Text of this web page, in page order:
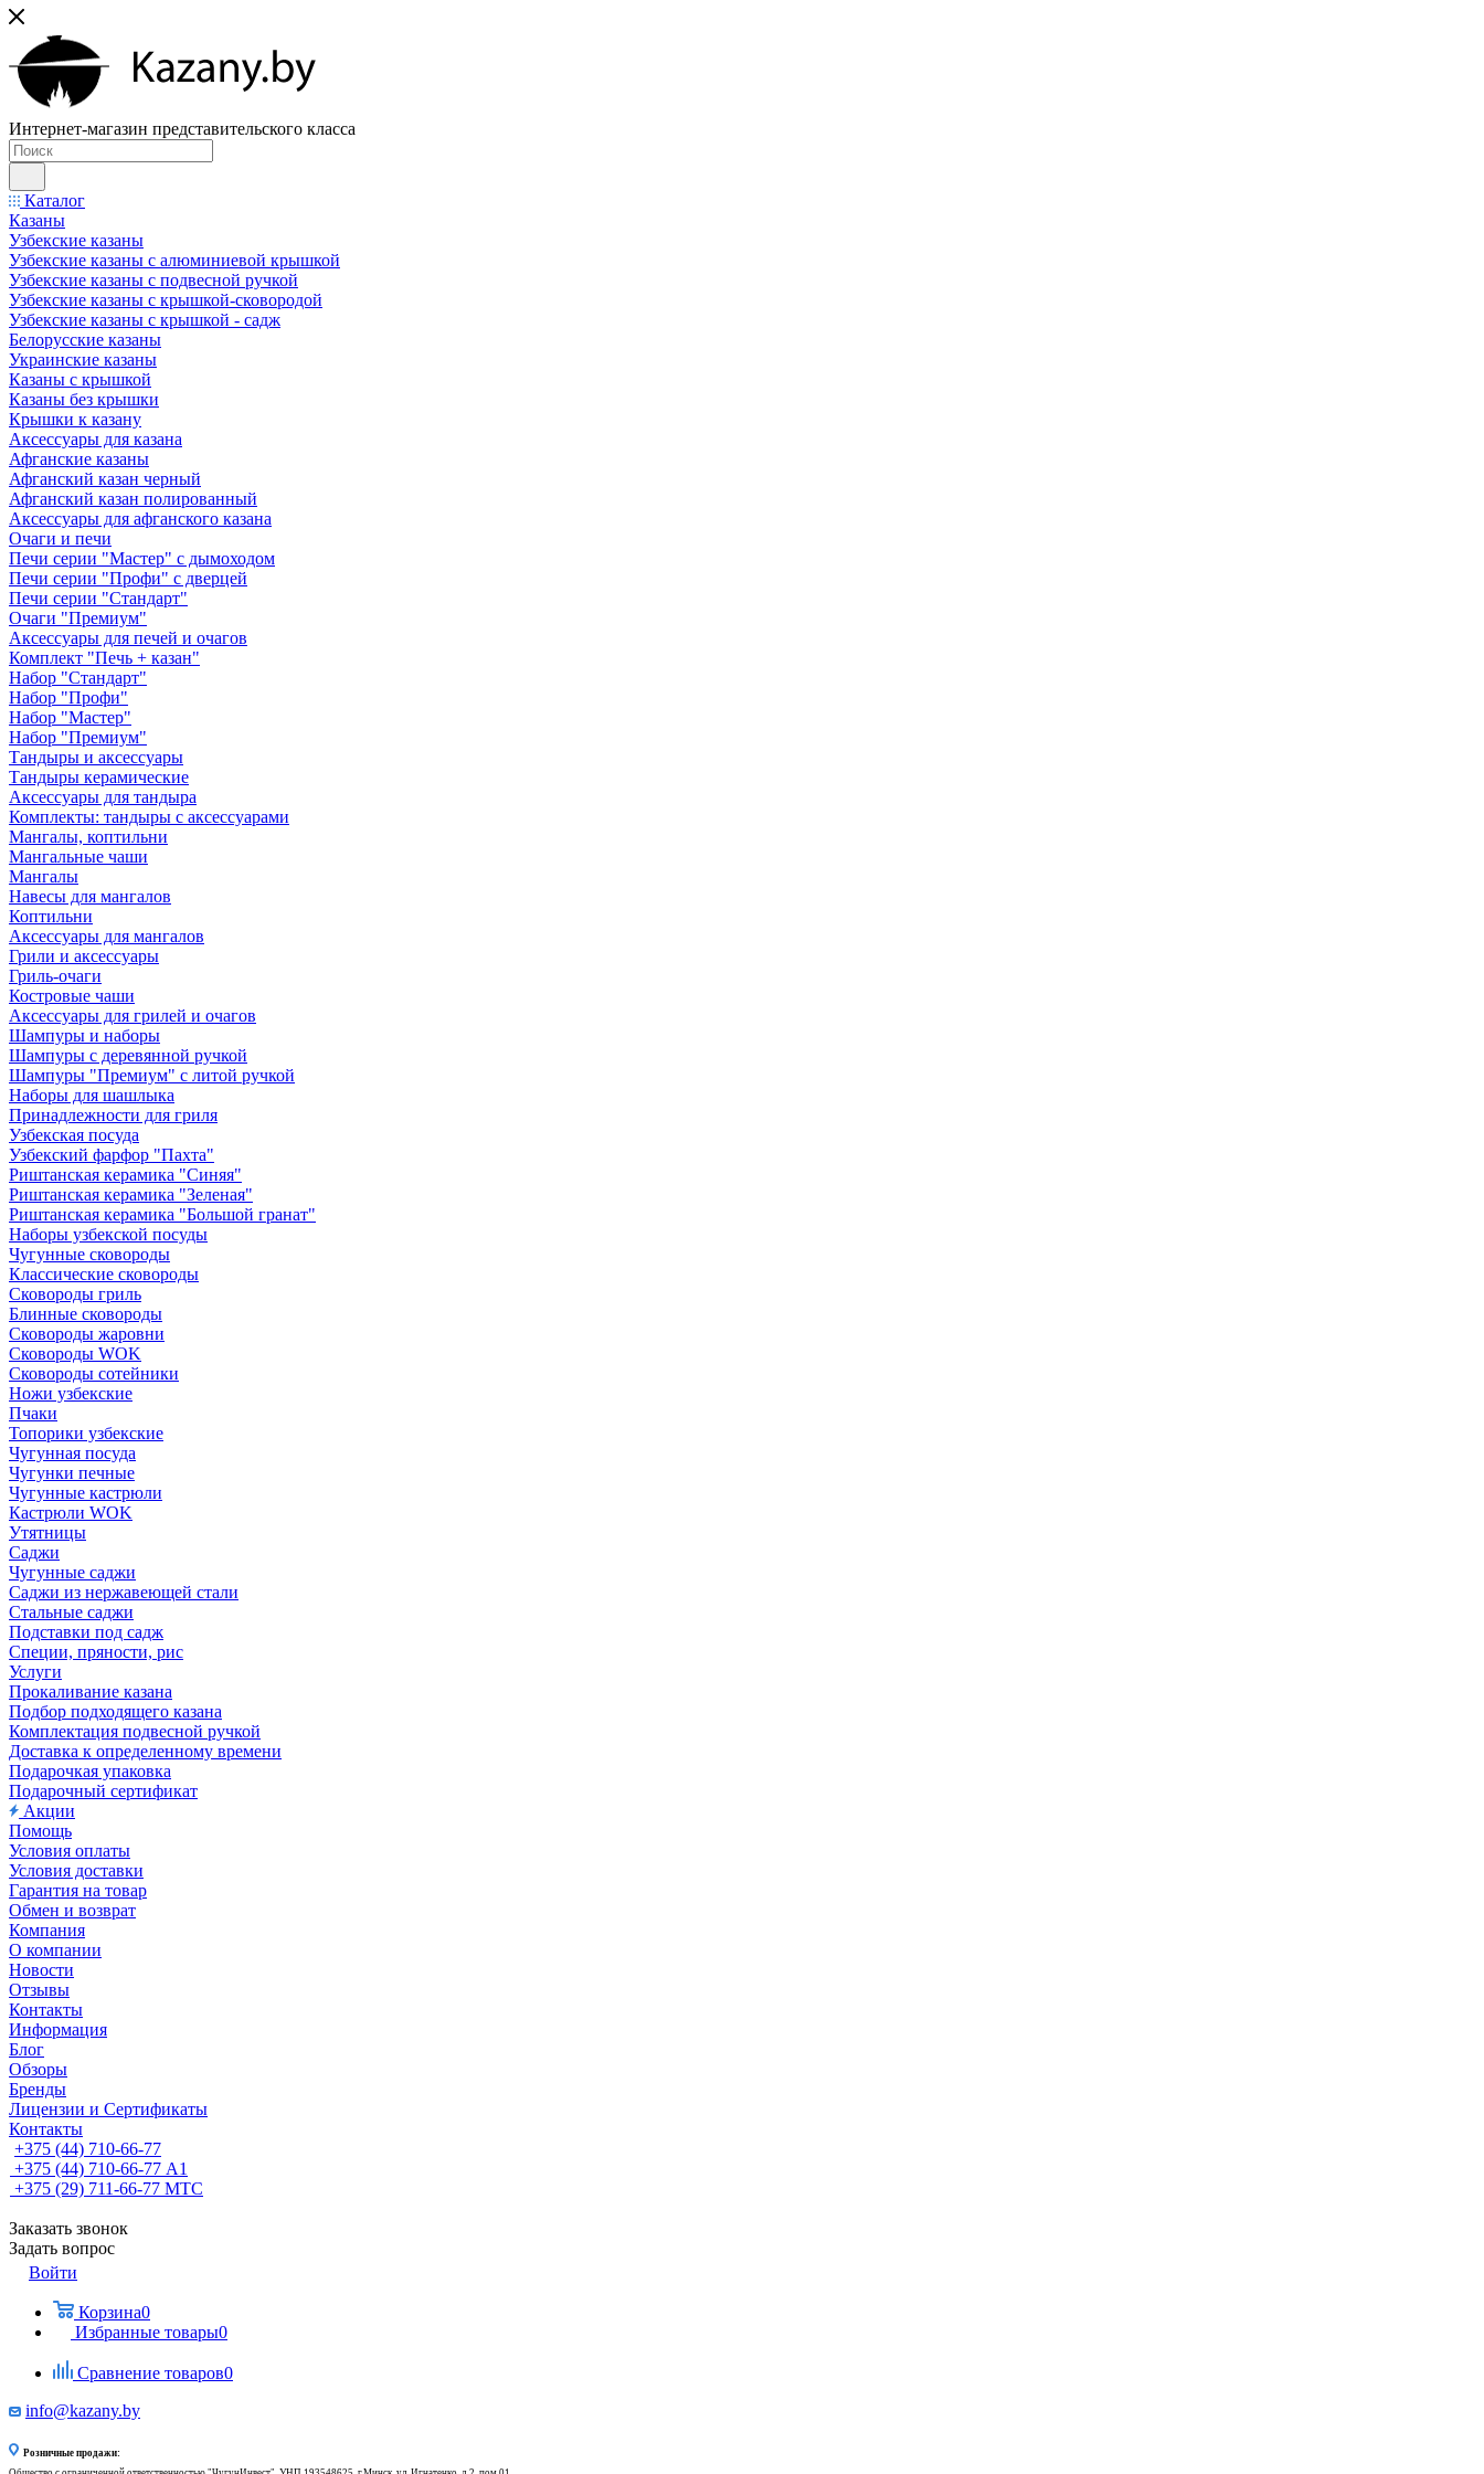
Интернет-магазин представительского класса
Каталог
Казаны
Узбекские казаны
Узбекские казаны с алюминиевой крышкой
Узбекские казаны с подвесной ручкой
Узбекские казаны с крышкой-сковородой
Узбекские казаны с крышкой - садж
Белорусские казаны
Украинские казаны
Казаны с крышкой
Казаны без крышки
Крышки к казану
Аксессуары для казана
Афганские казаны
Афганский казан черный
Афганский казан полированный
Аксессуары для афганского казана
Очаги и печи
Печи серии "Мастер" с дымоходом
Печи серии "Профи" с дверцей
Печи серии "Стандарт"
Очаги "Премиум"
Аксессуары для печей и очагов
Комплект "Печь + казан"
Набор "Стандарт"
Набор "Профи"
Набор "Мастер"
Набор "Премиум"
Тандыры и аксессуары
Тандыры керамические
Аксессуары для тандыра
Комплекты: тандыры с аксессуарами
Мангалы, коптильни
Мангальные чаши
Мангалы
Навесы для мангалов
Коптильни
Аксессуары для мангалов
Грили и аксессуары
Гриль-очаги
Костровые чаши
Аксессуары для грилей и очагов
Шампуры и наборы
Шампуры с деревянной ручкой
Шампуры "Премиум" с литой ручкой
Наборы для шашлыка
Принадлежности для гриля
Узбекская посуда
Узбекский фарфор "Пахта"
Риштанская керамика "Синяя"
Риштанская керамика "Зеленая"
Риштанская керамика "Большой гранат"
Наборы узбекской посуды
Чугунные сковороды
Классические сковороды
Сковороды гриль
Блинные сковороды
Сковороды жаровни
Сковороды WOK
Сковороды сотейники
Ножи узбекские
Пчаки
Топорики узбекские
Чугунная посуда
Чугунки печные
Чугунные кастрюли
Кастрюли WOK
Утятницы
Саджи
Чугунные саджи
Саджи из нержавеющей стали
Стальные саджи
Подставки под садж
Специи, пряности, рис
Услуги
Прокаливание казана
Подбор подходящего казана
Комплектация подвесной ручкой
Доставка к определенному времени
Подарочкая упаковка
Подарочный сертификат
Акции
Помощь
Условия оплаты
Условия доставки
Гарантия на товар
Обмен и возврат
Компания
О компании
Новости
Отзывы
Контакты
Информация
Блог
Обзоры
Бренды
Лицензии и Сертификаты
Контакты
+375 (44) 710-66-77
+375 (44) 710-66-77 А1
+375 (29) 711-66-77 МТС
Заказать звонок
Задать вопрос
Войти
Корзина0
Избранные товары0
Сравнение товаров0
info@kazany.by
Розничные продажи: